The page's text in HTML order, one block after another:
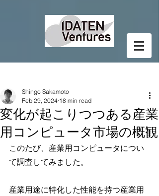
変化が起こりつつある産業
用コンピュータ市場の概観
Shingo Sakamoto
Feb 29, 2024 18 min read
このたび、産業用コンピュータについ
て調査してみました。
産業用途に特化した性能を持つ産業用